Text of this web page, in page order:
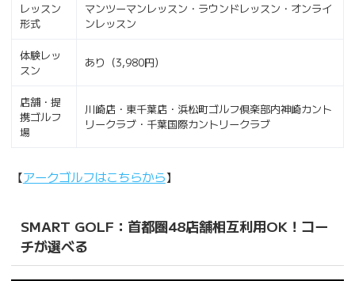
レッスン
形式
マンツーマンレッスン・ラウンドレッスン・オンライ
ンレッスン
体験レッ
スン
あり（3,980円）
店舗・提
携ゴルフ
場
川崎店・東千葉店・浜松町ゴルフ倶楽部内神崎カント
リークラブ・千葉国際カントリークラブ
【アークゴルフはこちらから】
SMART GOLF：首都圏48店舗相互利用OK！コー
チが選べる